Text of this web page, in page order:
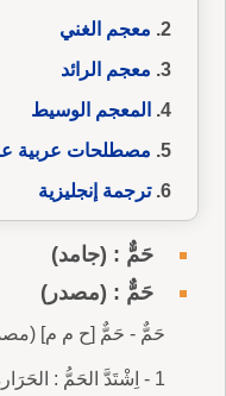
معجم الغني
معجم الرائد
المعجم الوسيط
مصطلحات عربية
ترجمة إنجليزية
حَمٌّ : (جامد)
حَمٌّ : (مصدر)
حَمٌّ - حَمٌّ [ح م م]
1 - اِشْتَدَّ الحَمُّ : الحَرَارةُ.